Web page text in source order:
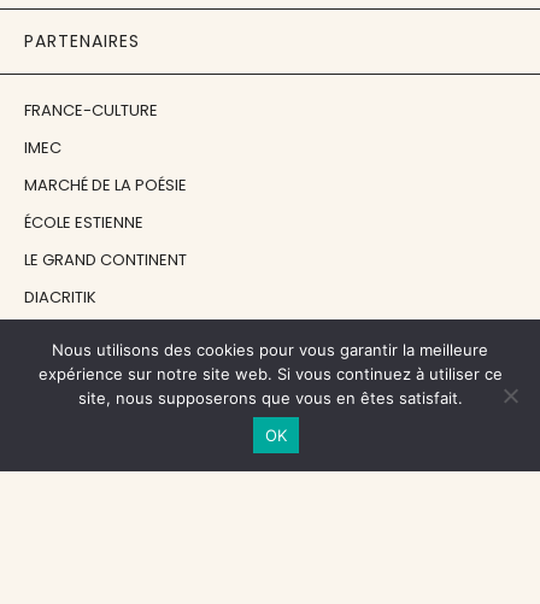
PARTENAIRES
FRANCE-CULTURE
IMEC
MARCHÉ DE LA POÉSIE
ÉCOLE ESTIENNE
LE GRAND CONTINENT
DIACRITIK
NOS SOUTIENS
CENTRE NATIONAL DU LIVRE
Nous utilisons des cookies pour vous garantir la meilleure
expérience sur notre site web. Si vous continuez à utiliser ce
site, nous supposerons que vous en êtes satisfait.
OK